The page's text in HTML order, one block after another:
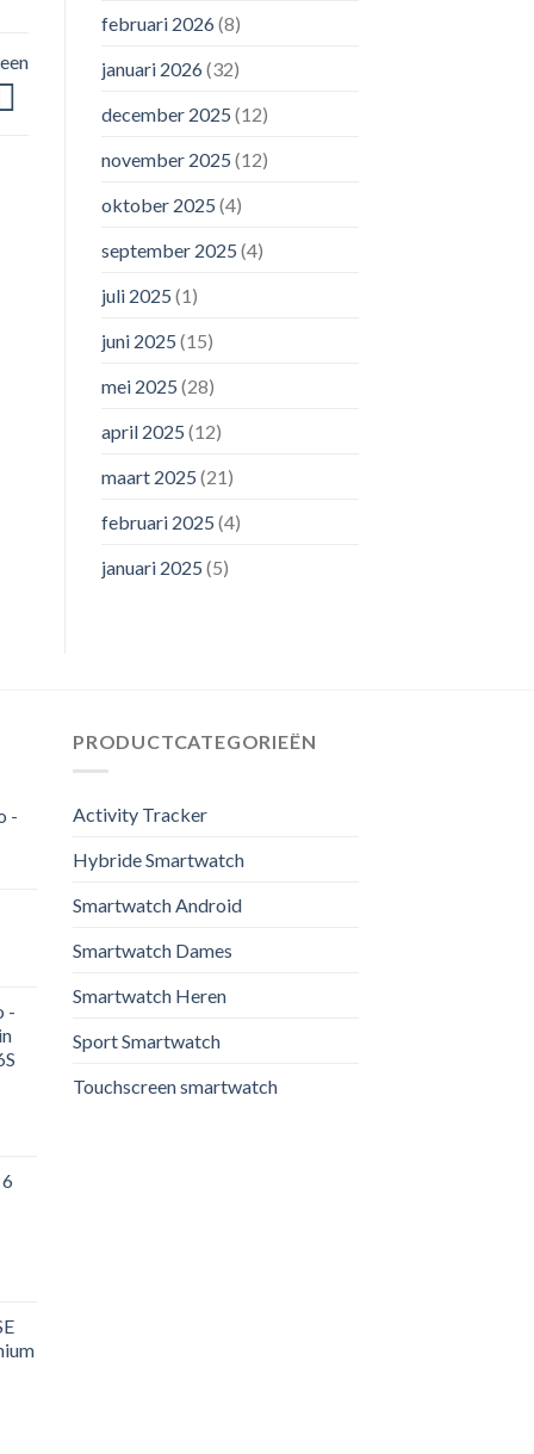
februari 2026(8)
januari 2026(32)
december 2025 (12)
november 2025 (12)
oktober 2025 (4)
september 2025 (4)
juli 2025 (1)
juni 2025 (15)
mei 2025 (28)
april 2025 (12)
maart 2025 (21)
februari 2025 (4)
januari 2025 (5)
-
-
PRODUCTCATEGORIEËN
Activity Tracker
Hybride Smartwatch
Smartwatch Android
Smartwatch Dames
Smartwatch Heren
Sport Smartwatch
Touchscreen smartwatch